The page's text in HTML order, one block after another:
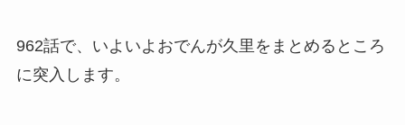
962話で、いよいよおでんが久里をまとめるところ
に突入します。